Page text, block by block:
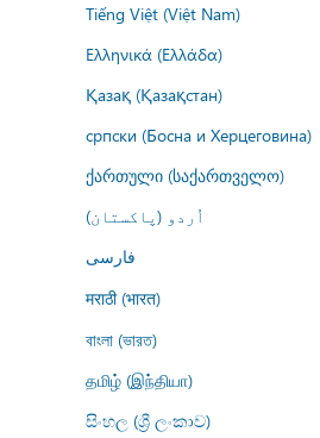
Tiếng Việt (Việt Nam)
Ελληνικά (Ελλάδα)
Қазақ (Қазақстан)
српски (Босна и Херцеговина)
ქართული (საქართველო)
اُردو (پاکستان)
فارسى
मराठी (भारत)
বাংলা (ভারত)
தமிழ் (இந்தியா)
සිංහල (ශ්‍රී ලංකාව)